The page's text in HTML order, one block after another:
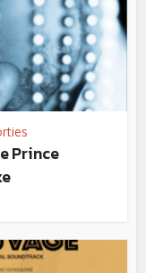
Prince